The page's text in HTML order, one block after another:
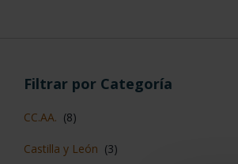
Filtrar por Categoría
CC.AA. (8)
Castilla y León (3)